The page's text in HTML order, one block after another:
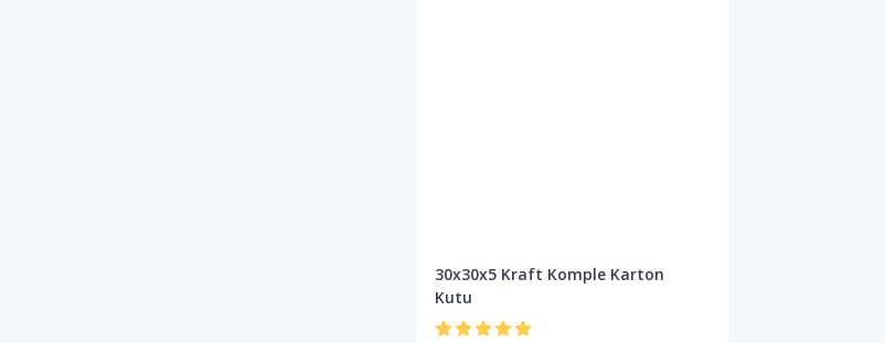
30x30x5 Kraft Komple Karton
Kutu